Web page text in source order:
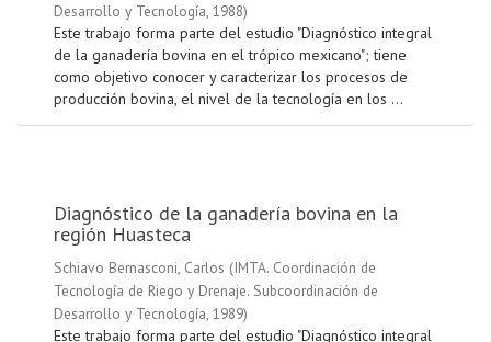
Desarrollo y Tecnología, 1988)
Este trabajo forma parte del estudio "Diagnóstico integral
de la ganadería bovina en el trópico mexicano"; tiene
como objetivo conocer y caracterizar los procesos de
producción bovina, el nivel de la tecnología en los ...
Diagnóstico de la ganadería bovina en la
región Huasteca
Schiavo Bernasconi, Carlos (IMTA. Coordinación de
Tecnología de Riego y Drenaje. Subcoordinación de
Desarrollo y Tecnología, 1989)
Este trabajo forma parte del estudio "Diagnóstico integral